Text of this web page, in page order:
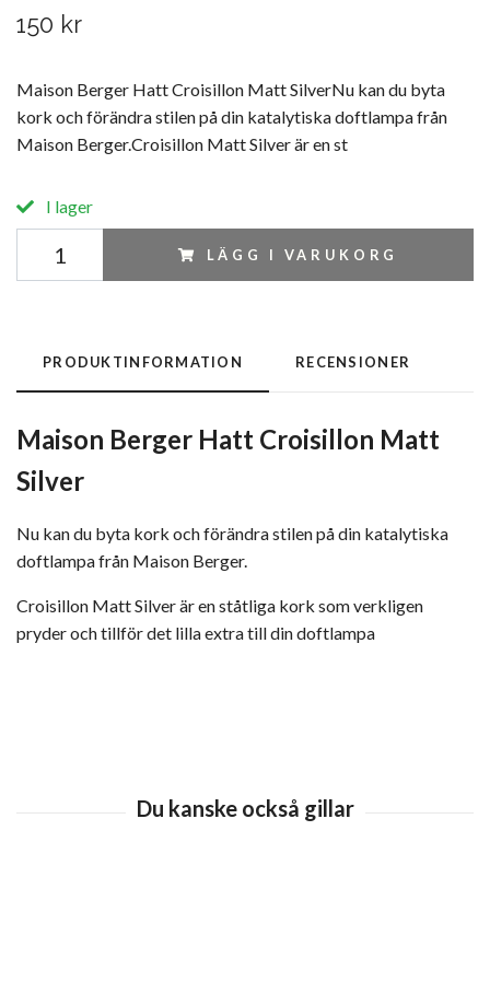
150 kr
Maison Berger Hatt Croisillon Matt SilverNu kan du byta
kork och förändra stilen på din katalytiska doftlampa från
Maison Berger.Croisillon Matt Silver är en st
I lager
LÄGG I VARUKORG
PRODUKTINFORMATION RECENSIONER
Maison Berger Hatt Croisillon Matt
Silver
Nu kan du byta kork och förändra stilen på din katalytiska
doftlampa från Maison Berger.
Croisillon Matt Silver är en ståtliga kork som verkligen
pryder och tillför det lilla extra till din doftlampa